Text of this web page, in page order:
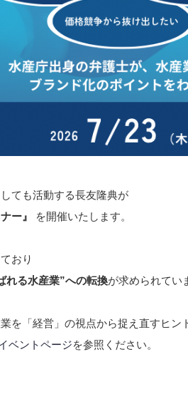
ても活動する長友隆典が
ー』
を開催いたします。
おり
れる水産業”への転換が求められてい
を「経営」の視点から捉え直すヒン
ベントページを参照ください。